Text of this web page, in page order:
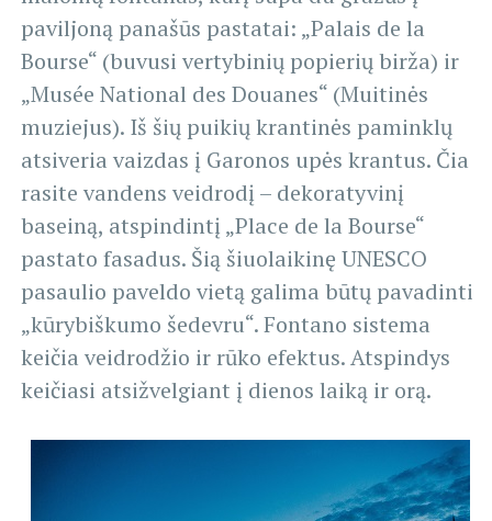
paviljoną panašūs pastatai: „Palais de la
Bourse“ (buvusi vertybinių popierių birža) ir
„Musée National des Douanes“ (Muitinės
muziejus). Iš šių puikių krantinės paminklų
atsiveria vaizdas į Garonos upės krantus. Čia
rasite vandens veidrodį – dekoratyvinį
baseiną, atspindintį „Place de la Bourse“
pastato fasadus. Šią šiuolaikinę UNESCO
pasaulio paveldo vietą galima būtų pavadinti
„kūrybiškumo šedevru“. Fontano sistema
keičia veidrodžio ir rūko efektus. Atspindys
keičiasi atsižvelgiant į dienos laiką ir orą.